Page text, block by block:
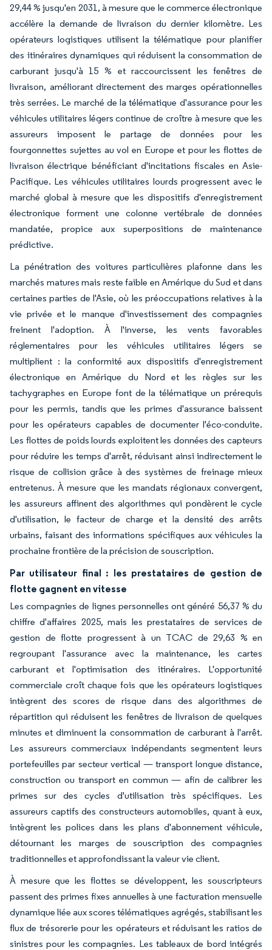
29,44 % jusqu'en 2031, à mesure que le commerce électronique
accélère la demande de livraison du dernier kilomètre. Les
opérateurs logistiques utilisent la télématique pour planifier
des itinéraires dynamiques qui réduisent la consommation de
carburant jusqu'à 15 % et raccourcissent les fenêtres de
livraison, améliorant directement des marges opérationnelles
très serrées. Le marché de la télématique d'assurance pour les
véhicules utilitaires légers continue de croître à mesure que les
assureurs imposent le partage de données pour les
fourgonnettes sujettes au vol en Europe et pour les flottes de
livraison électrique bénéficiant d'incitations fiscales en Asie-
Pacifique. Les véhicules utilitaires lourds progressent avec le
marché global à mesure que les dispositifs d'enregistrement
électronique forment une colonne vertébrale de données
mandatée, propice aux superpositions de maintenance
prédictive.
La pénétration des voitures particulières plafonne dans les
marchés matures mais reste faible en Amérique du Sud et dans
certaines parties de l'Asie, où les préoccupations relatives à la
vie privée et le manque d'investissement des compagnies
freinent l'adoption. À l'inverse, les vents favorables
réglementaires pour les véhicules utilitaires légers se
multiplient : la conformité aux dispositifs d'enregistrement
électronique en Amérique du Nord et les règles sur les
tachygraphes en Europe font de la télématique un prérequis
pour les permis, tandis que les primes d'assurance baissent
pour les opérateurs capables de documenter l'éco-conduite.
Les flottes de poids lourds exploitent les données des capteurs
pour réduire les temps d'arrêt, réduisant ainsi indirectement le
risque de collision grâce à des systèmes de freinage mieux
entretenus. À mesure que les mandats régionaux convergent,
les assureurs affinent des algorithmes qui pondèrent le cycle
d'utilisation, le facteur de charge et la densité des arrêts
urbains, faisant des informations spécifiques aux véhicules la
prochaine frontière de la précision de souscription.
Par utilisateur final : les prestataires de gestion de
flotte gagnent en vitesse
Les compagnies de lignes personnelles ont généré 56,37 % du
chiffre d'affaires 2025, mais les prestataires de services de
gestion de flotte progressent à un TCAC de 29,63 % en
regroupant l'assurance avec la maintenance, les cartes
carburant et l'optimisation des itinéraires. L'opportunité
commerciale croît chaque fois que les opérateurs logistiques
intègrent des scores de risque dans des algorithmes de
répartition qui réduisent les fenêtres de livraison de quelques
minutes et diminuent la consommation de carburant à l'arrêt.
Les assureurs commerciaux indépendants segmentent leurs
portefeuilles par secteur vertical — transport longue distance,
construction ou transport en commun — afin de calibrer les
primes sur des cycles d'utilisation très spécifiques. Les
assureurs captifs des constructeurs automobiles, quant à eux,
intègrent les polices dans les plans d'abonnement véhicule,
détournant les marges de souscription des compagnies
traditionnelles et approfondissant la valeur vie client.
À mesure que les flottes se développent, les souscripteurs
passent des primes fixes annuelles à une facturation mensuelle
dynamique liée aux scores télématiques agrégés, stabilisant les
flux de trésorerie pour les opérateurs et réduisant les ratios de
sinistres pour les compagnies. Les tableaux de bord intégrés